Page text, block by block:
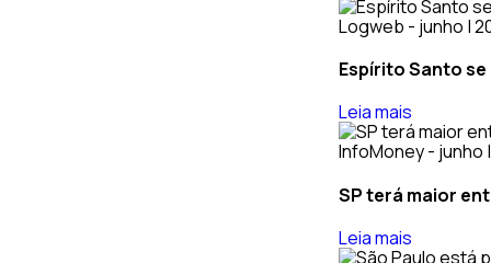
Logweb - junho |
Espírito Santo
Leia mais
InfoMoney - junho
SP terá maior
Leia mais